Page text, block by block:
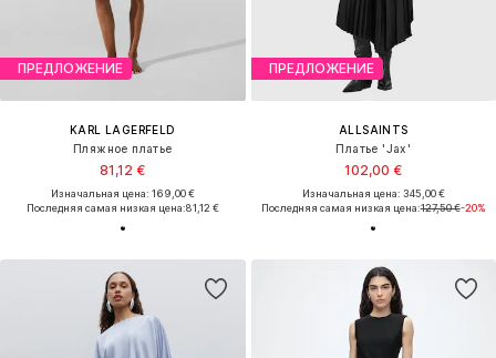
ПРЕДЛОЖЕНИЕ
KARL LAGERFELD
Пляжное платье
81,12 €
Изначальная цена: 169,00 €
Последняя самая низкая цена:81,12 €
ПРЕДЛОЖЕНИЕ
ALLSAINTS
Платье 'Jax'
102,00 €
Изначальная цена: 345,00 €
Последняя самая низкая цена:127,50 €-20%